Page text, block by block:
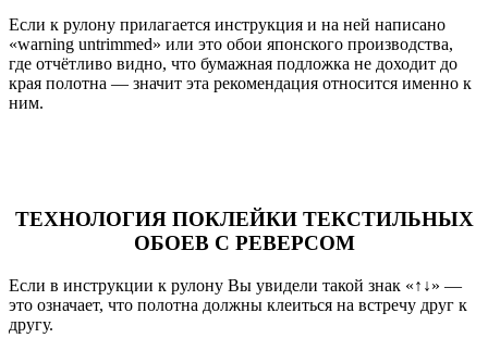
Если к рулону прилагается инструкция и на ней написано
«warning untrimmed» или это обои японского производства,
где отчётливо видно, что бумажная подложка не доходит до
края полотна — значит эта рекомендация относится именно к
ним.
ТЕХНОЛОГИЯ ПОКЛЕЙКИ ТЕКСТИЛЬНЫХ
ОБОЕВ С РЕВЕРСОМ
Если в инструкции к рулону Вы увидели такой знак «↑↓» —
это означает, что полотна должны клеиться на встречу друг к
другу.